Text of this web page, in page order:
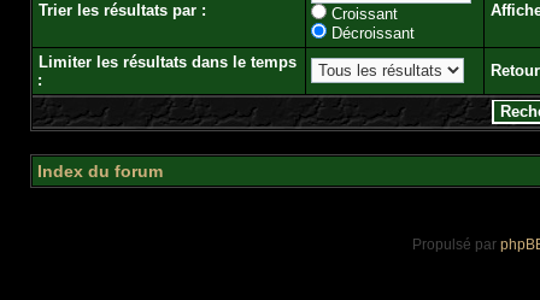
Trier les résultats par :
Croissant
Décroissant
Limiter les résultats dans le temps
:
Index du forum
Propulsé par